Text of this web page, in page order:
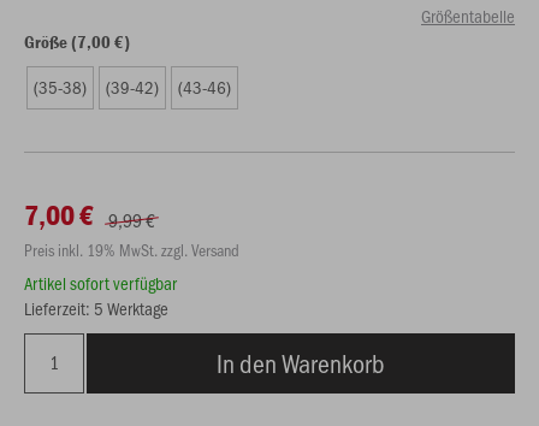
Größentabelle
Größe (7,00 €)
(35-38) (39-42) (43-46)
7,00 € 9,99 €
Preis inkl. 19% MwSt. zzgl. Versand
Artikel sofort verfügbar
Lieferzeit: 5 Werktage
In den Warenkorb